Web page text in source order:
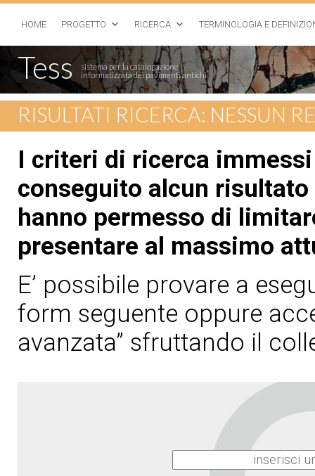
HOME PROGETTO RICERCA TERMINOLOGIA E
Tess
sistema per la catalogazione
informatizzata dei pavimenti antichi
RISULTATI RICERCA: NESSUN
I criteri di ricerca
conseguito alcun
hanno permesso di
presentare al massimo
E’ possibile provare a
form seguente oppure
avanzata” sfruttando il